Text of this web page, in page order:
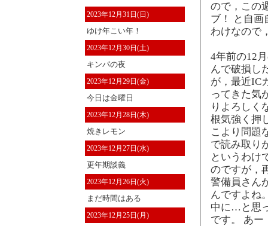
2023年12月31日(日)
ゆけ年こい年！
2023年12月30日(土)
キンパの夜
2023年12月29日(金)
今日は金曜日
2023年12月28日(木)
焼きレモン
2023年12月27日(水)
更年期談義
2023年12月26日(火)
まだ時間はある
2023年12月25日(月)
ので，この
ブ！ と自
わけなので
4年前の12
んで破損し
が，最近IC
ってきた気
りよろしく
根気強く押
こより問題
で読み取り
というわけ
のですが，
警備員さん
んですよね
中に…と思
です。 あー